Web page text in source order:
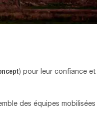
) pour leur confiance et
des équipes mobilisées